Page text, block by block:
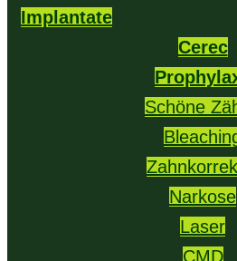
Implantate
Cerec
Schöne
Narkose
Laser
CMD